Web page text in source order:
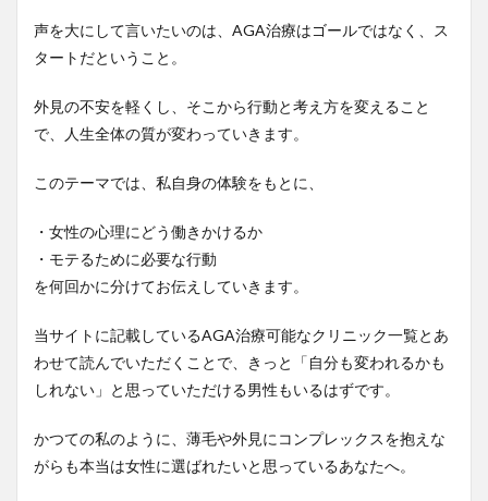
声を大にして言いたいのは、AGA治療はゴールではなく、ス
タートだということ。
外見の不安を軽くし、そこから行動と考え方を変えること
で、人生全体の質が変わっていきます。
このテーマでは、私自身の体験をもとに、
・女性の心理にどう働きかけるか
・モテるために必要な行動
を何回かに分けてお伝えしていきます。
当サイトに記載しているAGA治療可能なクリニック一覧とあ
わせて読んでいただくことで、きっと「自分も変われるかも
しれない」と思っていただける男性もいるはずです。
かつての私のように、薄毛や外見にコンプレックスを抱えな
がらも本当は女性に選ばれたいと思っているあなたへ。